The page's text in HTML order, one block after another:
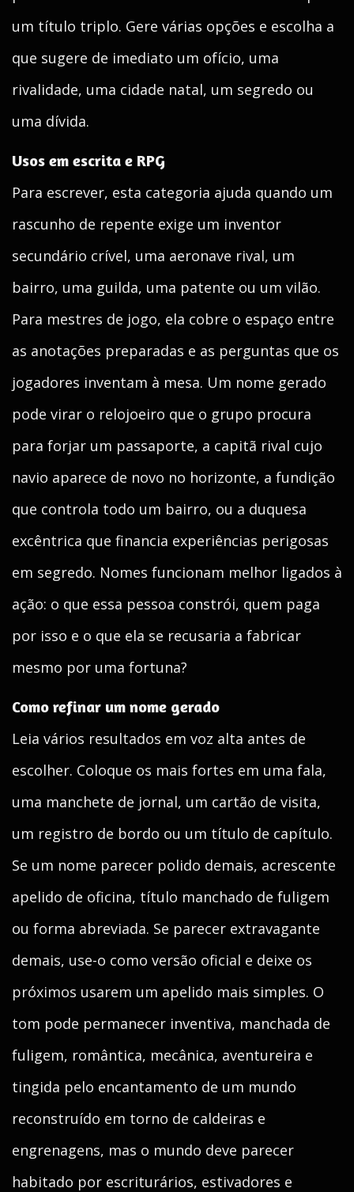
um título triplo. Gere várias opções e escolha a
que sugere de imediato um ofício, uma
rivalidade, uma cidade natal, um segredo ou
uma dívida.
Usos em escrita e RPG
Para escrever, esta categoria ajuda quando um
rascunho de repente exige um inventor
secundário crível, uma aeronave rival, um
bairro, uma guilda, uma patente ou um vilão.
Para mestres de jogo, ela cobre o espaço entre
as anotações preparadas e as perguntas que os
jogadores inventam à mesa. Um nome gerado
pode virar o relojoeiro que o grupo procura
para forjar um passaporte, a capitã rival cujo
navio aparece de novo no horizonte, a fundição
que controla todo um bairro, ou a duquesa
excêntrica que financia experiências perigosas
em segredo. Nomes funcionam melhor ligados à
ação: o que essa pessoa constrói, quem paga
por isso e o que ela se recusaria a fabricar
mesmo por uma fortuna?
Como refinar um nome gerado
Leia vários resultados em voz alta antes de
escolher. Coloque os mais fortes em uma fala,
uma manchete de jornal, um cartão de visita,
um registro de bordo ou um título de capítulo.
Se um nome parecer polido demais, acrescente
apelido de oficina, título manchado de fuligem
ou forma abreviada. Se parecer extravagante
demais, use-o como versão oficial e deixe os
próximos usarem um apelido mais simples. O
tom pode permanecer inventiva, manchada de
fuligem, romântica, mecânica, aventureira e
tingida pelo encantamento de um mundo
reconstruído em torno de caldeiras e
engrenagens, mas o mundo deve parecer
habitado por escriturários, estivadores e